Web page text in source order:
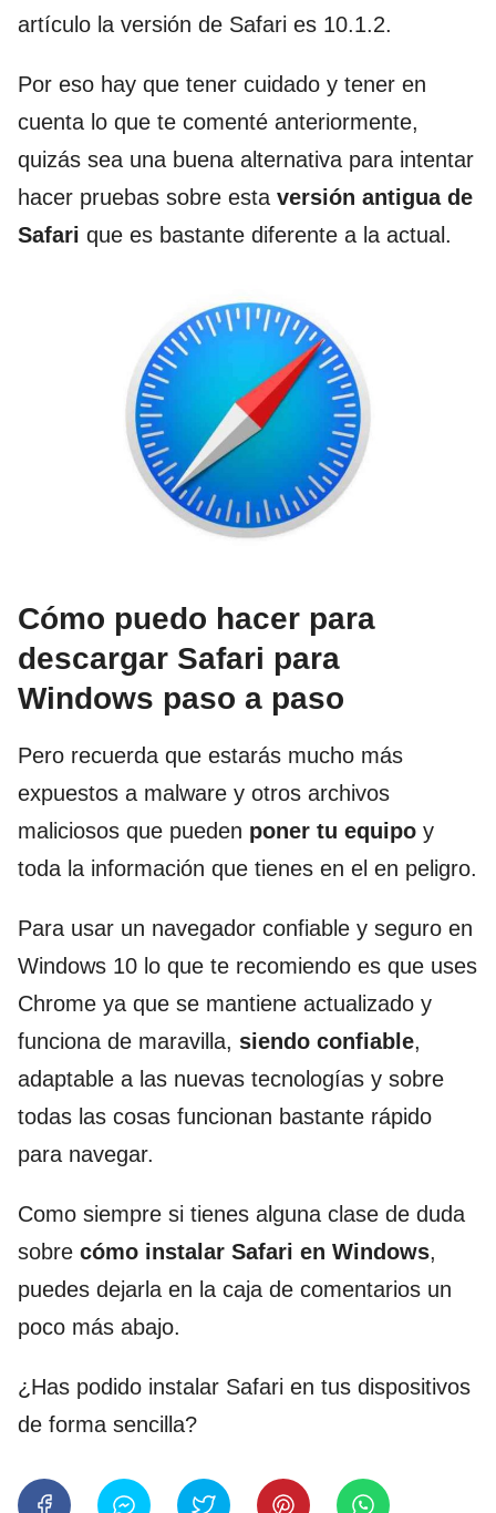
artículo la versión de Safari es 10.1.2.
Por eso hay que tener cuidado y tener en
cuenta lo que te comenté anteriormente,
quizás sea una buena alternativa para intentar
hacer pruebas sobre esta versión antigua de
Safari que es bastante diferente a la actual.
Cómo puedo hacer para
descargar Safari para
Windows paso a paso
Pero recuerda que estarás mucho más
expuestos a malware y otros archivos
maliciosos que pueden poner tu equipo y
toda la información que tienes en el en peligro.
Para usar un navegador confiable y seguro en
Windows 10 lo que te recomiendo es que uses
Chrome ya que se mantiene actualizado y
funciona de maravilla, siendo confiable,
adaptable a las nuevas tecnologías y sobre
todas las cosas funcionan bastante rápido
para navegar.
Como siempre si tienes alguna clase de duda
sobre cómo instalar Safari en Windows,
puedes dejarla en la caja de comentarios un
poco más abajo.
¿Has podido instalar Safari en tus dispositivos
de forma sencilla?